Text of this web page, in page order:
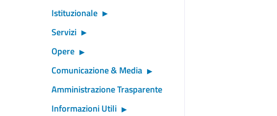
Istituzionale
Servizi
Opere
Comunicazione & Media
Amministrazione Trasparente
Informazioni Utili